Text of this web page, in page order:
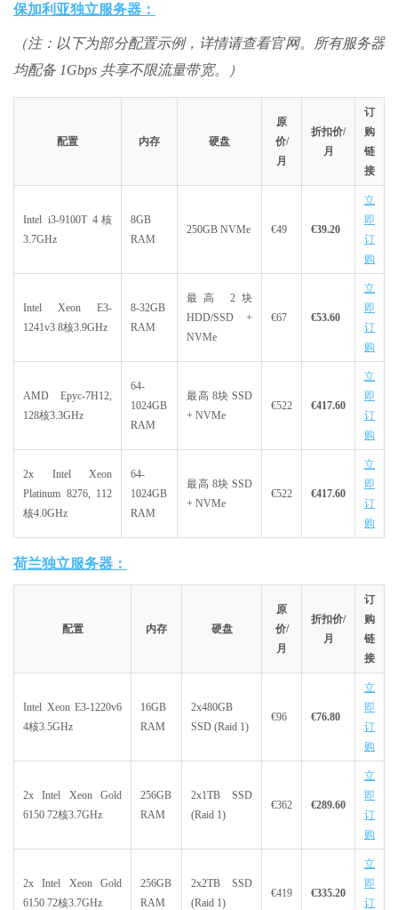
保加利亚独立服务器：
（注：以下为部分配置示例，详情请查看官网。所有服务器
均配备 1Gbps 共享不限流量带宽。）
配置 内存 硬盘
原
价/
月
折扣价/
月
订
购
链
接
Intel i3-9100T 4核
3.7GHz
8GB
RAM
250GB NVMe €49 €39.20
立
即
订
购
Intel Xeon E3-
1241v3 8核3.9GHz
8-32GB
RAM
最高 2块
HDD/SSD +
NVMe
€67 €53.60
立
即
订
购
AMD Epyc-7H12,
128核3.3GHz
64-
1024GB
RAM
最高 8块 SSD
+ NVMe
€522 €417.60
立
即
订
购
2x Intel Xeon
Platinum 8276, 112
核4.0GHz
64-
1024GB
RAM
最高 8块 SSD
+ NVMe
€522 €417.60
立
即
订
购
荷兰独立服务器：
配置 内存 硬盘
原
价/
月
折扣价/
月
订
购
链
接
Intel Xeon E3-1220v6
4核3.5GHz
16GB
RAM
2x480GB
SSD (Raid 1)
€96 €76.80
立
即
订
购
2x Intel Xeon Gold
6150 72核3.7GHz
256GB
RAM
2x1TB SSD
(Raid 1)
€362 €289.60
立
即
订
购
2x Intel Xeon Gold
6150 72核3.7GHz
256GB
RAM
2x2TB SSD
(Raid 1)
€419 €335.20
立
即
订